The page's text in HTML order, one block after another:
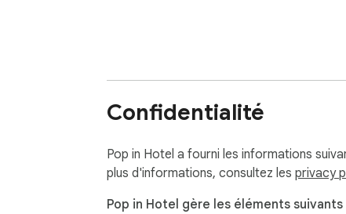
Confidentialité
Pop in Hotel a fourni les informations
plus d'informations, consultez les privacy
Pop in Hotel gère les éléments suivants